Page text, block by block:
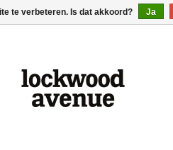
te verbeteren. Is dat akkoord? Ja